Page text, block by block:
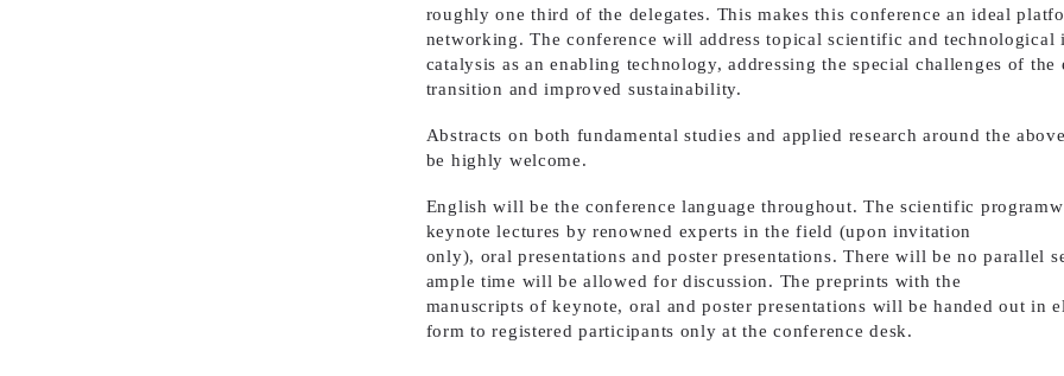
roughly one third of the delegates. This makes this conference an ideal
networking. The conference will address topical scientific and technological
catalysis as an enabling technology, addressing the special challenges of the
transition and improved sustainability.
Abstracts on both fundamental studies and applied research around the
be highly welcome.
English will be the conference language throughout. The scientific
keynote lectures by renowned experts in the field (upon invitation
only), oral presentations and poster presentations. There will be no parallel
ample time will be allowed for discussion. The preprints with the
manuscripts of keynote, oral and poster presentations will be handed out in
form to registered participants only at the conference desk.